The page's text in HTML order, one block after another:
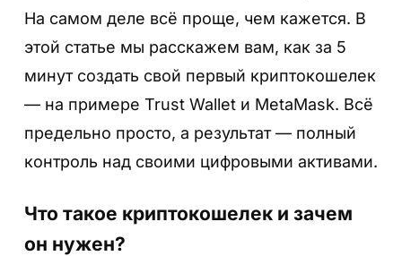
На самом деле всё проще, чем кажется. В
этой статье мы расскажем вам, как за 5
минут создать свой первый криптокошелек
— на примере Trust Wallet и MetaMask. Всё
предельно просто, а результат — полный
контроль над своими цифровыми активами.
Что такое криптокошелек и зачем
он нужен?